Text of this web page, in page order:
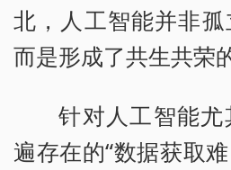
北，人工智能并非孤
而是形成了共生共荣
针对人工智能
遍存在的“数据获取难